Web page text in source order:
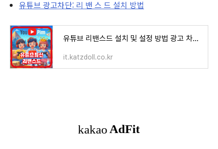
유튜브 광고차단: 리 밴 스 드 설치 방법
유튜브 리밴스드 설치 및 설정 방법 광고 차단과 백그라운드 재생
it.katzdoll.co.kr